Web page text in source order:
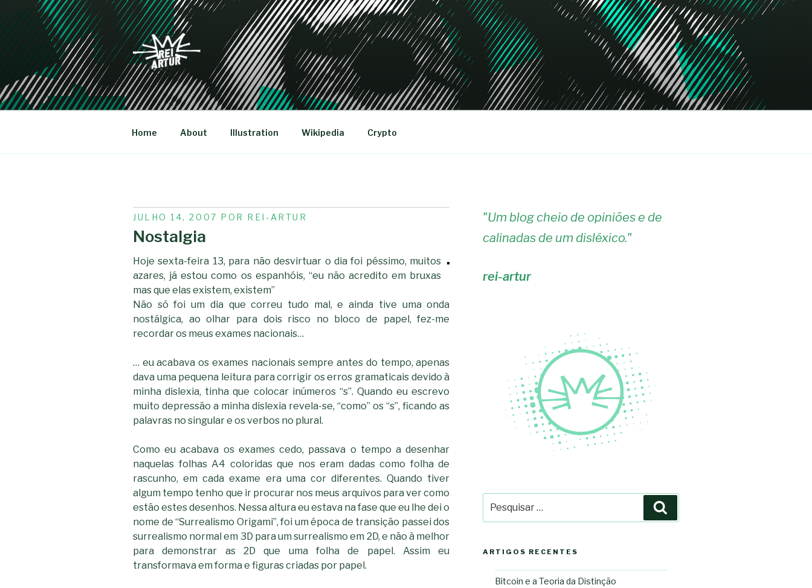
Saltar
para
o
conteúdo
REI-ARTUR
Home About Illustration Wikipedia Crypto
PUBLICADO
EM
JULHO 14, 2007 POR REI-ARTUR
Nostalgia
Hoje sexta-feira 13, para não desvirtuar o dia foi péssimo, muitos
azares, já estou como os espanhóis, “eu não acredito em bruxas
mas que elas existem, existem”
Não só foi um dia que correu tudo mal, e ainda tive uma onda
nostálgica, ao olhar para dois risco no bloco de papel, fez-me
recordar os meus exames nacionais…
… eu acabava os exames nacionais sempre antes do tempo, apenas
dava uma pequena leitura para corrigir os erros gramaticais devido à
minha dislexia, tinha que colocar inúmeros “s”. Quando eu escrevo
muito depressão a minha dislexia revela-se, “como” os “s”, ficando as
palavras no singular e os verbos no plural.
Como eu acabava os exames cedo, passava o tempo a desenhar
naquelas folhas A4 coloridas que nos eram dadas como folha de
rascunho, em cada exame era uma cor diferentes. Quando tiver
algum tempo tenho que ir procurar nos meus arquivos para ver como
estão estes desenhos. Nessa altura eu estava na fase que eu lhe dei o
nome de “Surrealismo Origami”, foi um época de transição passei dos
surrealismo normal em 3D para um surrealismo em 2D, e não à melhor
para demonstrar as 2D que uma folha de papel. Assim eu
transformava em forma e figuras criadas por papel.
"Um blog cheio de opiniões e de
calinadas de um disléxico."
rei-artur
por:
ARTIGOS RECENTES
Bitcoin e a Teoria da Distinção